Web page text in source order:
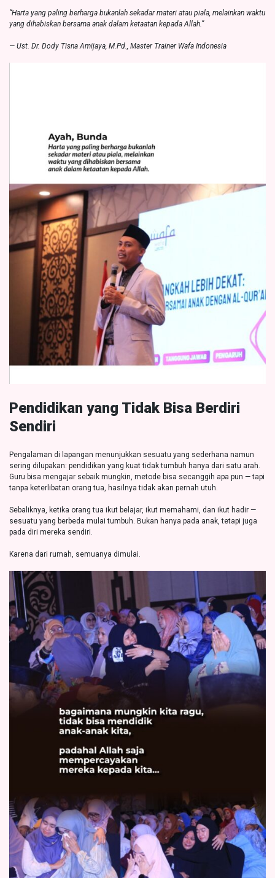
“Harta yang paling berharga bukanlah sekadar materi atau piala, melainkan waktu
yang dihabiskan bersama anak dalam ketaatan kepada Allah.”
— Ust. Dr. Dody Tisna Amijaya, M.Pd., Master Trainer Wafa Indonesia
Pendidikan yang Tidak Bisa Berdiri
Sendiri
Pengalaman di lapangan menunjukkan sesuatu yang sederhana namun
sering dilupakan: pendidikan yang kuat tidak tumbuh hanya dari satu arah.
Guru bisa mengajar sebaik mungkin, metode bisa secanggih apa pun — tapi
tanpa keterlibatan orang tua, hasilnya tidak akan pernah utuh.
Sebaliknya, ketika orang tua ikut belajar, ikut memahami, dan ikut hadir —
sesuatu yang berbeda mulai tumbuh. Bukan hanya pada anak, tetapi juga
pada diri mereka sendiri.
Karena dari rumah, semuanya dimulai.